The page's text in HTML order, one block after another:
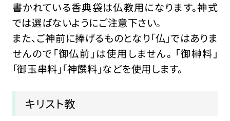
書かれている香典袋は仏教用になります。神式
では選ばないようにご注意下さい。
また、ご神前に捧げるものとなり「仏」ではありま
せんので「御仏前」は使用しません。 「御榊料」
「御玉串料」「神饌料」などを使用します。
キリスト教